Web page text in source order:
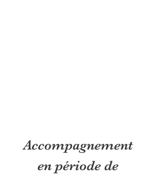
Accompagnement
en période de